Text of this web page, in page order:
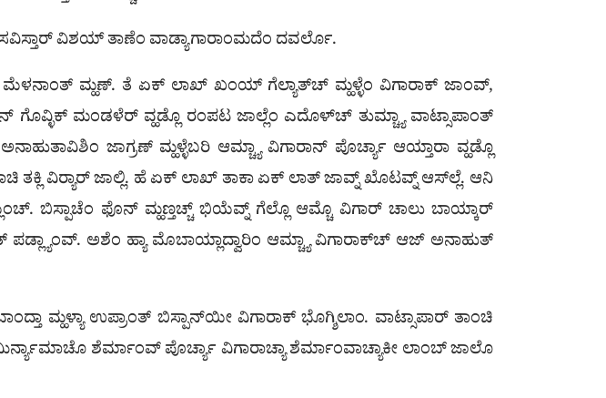
ವಿಶಯ್ ತಾಣೆಂ ವಾಡ್ಯಾಗಾರಾಂಮದೆಂ ದವರ್ಲೊ.
ಮ್ಹಣ್. ತೆ ಏಕ್ ಲಾಖ್ ಖಂಯ್ ಗೆಲ್ಯಾತ್‌ಚ್ ಮ್ಹಳ್ಳೆಂ ವಿಗಾರಾಕ್ ಜಾಂವ್,
ಮಂಡಳೆರ್ ವ್ಹಡ್ಲೊ ರಂಪಟ ಜಾಲ್ಲೆಂ ಎದೊಳ್‌ಚ್ ತುಮ್ಚ್ಯಾ ವಾಟ್ಸಾಪಾಂತ್
ಜಾಗ್ರಣ್ ಮ್ಹಳ್ಳೆಬರಿ ಆಮ್ಚ್ಯಾ ವಿಗಾರಾನ್ ಪೊರ್ಚ್ಯಾ ಆಯ್ತಾರಾ ವ್ಹಡ್ಲೊ
ವಿರ್‍ಯಾರ್ ಜಾಲ್ಲಿ. ಹೆ ಏಕ್ ಲಾಖ್ ತಾಕಾ ಏಕ್ ಲಾತ್ ಜಾವ್ನ್ ಖೊಟವ್ನ್ ಆಸ್‌ಲ್ಲೆ. ಆನಿ
ಫೊನ್ ಮ್ಹಣ್ತಚ್ಚ್ ಭಿಯೆವ್ನ್ ಗೆಲ್ಲೊ ಆಮ್ಚೊ ವಿಗಾರ್ ಚಾಲು ಬಾಯ್ಕಾರ್
ಅಶೆಂ ಹ್ಯಾ ಮೊಬಾಯ್ಲಾದ್ವಾರಿಂ ಆಮ್ಚ್ಯಾ ವಿಗಾರಾಕ್‌ಚ್ ಆಜ್ ಅನಾಹುತ್
ಮ್ಹಳ್ಯಾ ಉಪ್ರಾಂತ್ ಬಿಸ್ಪಾನ್‌ಯೀ ವಿಗಾರಾಕ್ ಭೊಗ್ಶಿಲಾಂ. ವಾಟ್ಸಾಪಾರ್ ತಾಂಚಿ
ಶೆರ್ಮಾಂವ್ ಪೊರ್ಚ್ಯಾ ವಿಗಾರಾಚ್ಯಾ ಶೆರ್ಮಾಂವಾಚ್ಯಾಕೀ ಲಾಂಬ್ ಜಾಲೊ